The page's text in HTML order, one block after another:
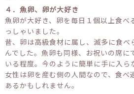
４．魚卵、卵が大好き
魚卵が大好き、卵を毎日１個以上食べ
っしゃいました。
昔、卵は高級食材に属し、滅多に食べ
んでした。魚卵も同様、お祝いの席に
いる程度。今のように簡単に手に入ら
女性は卵を産む側の人間なので、食べ
あるかもしれません。